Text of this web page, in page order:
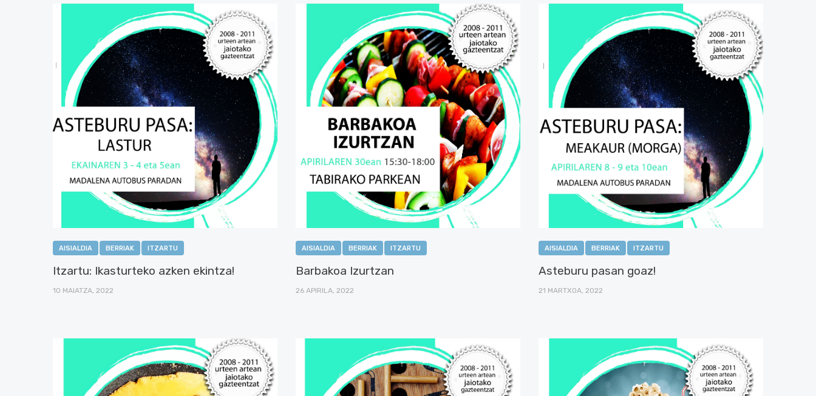
AISIALDIA BERRIAK ITZARTU
Itzartu: Ikasturteko azken ekintza!
10 MAIATZA, 2022
AISIALDIA BERRIAK ITZARTU
Barbakoa Izurtzan
26 APIRILA, 2022
AISIALDIA BERRIAK ITZARTU
Asteburu pasan goaz!
21 MARTXOA, 2022